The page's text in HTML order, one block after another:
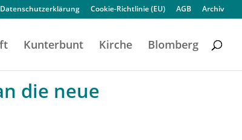
Datenschutzerklärung Cookie-Richtlinie (EU) AGB Archiv
Kunterbunt Kirche Blomberg
die neue